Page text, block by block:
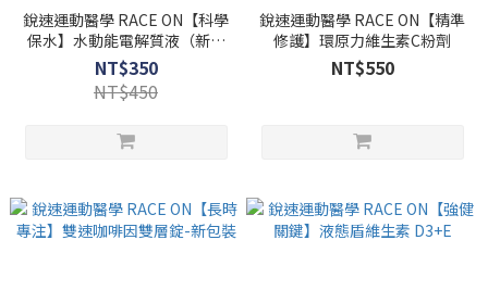
銳速運動醫學 RACE ON【科學
保水】水動能電解質液（新版
易撕包）
NT$350
NT$450
銳速運動醫學 RACE ON【精準
修護】環原力維生素C粉劑
NT$550